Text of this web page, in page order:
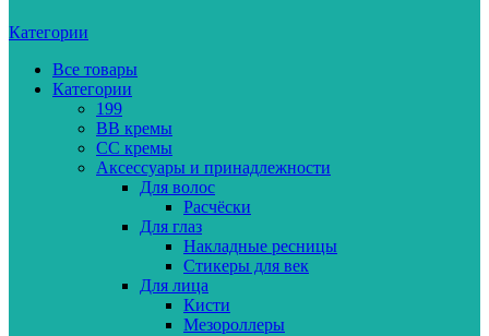
Категории
Все товары
Категории
199
BB кремы
CC кремы
Аксессуары и принадлежности
Для волос
Расчёски
Для глаз
Накладные ресницы
Стикеры для век
Для лица
Кисти
Мезороллеры